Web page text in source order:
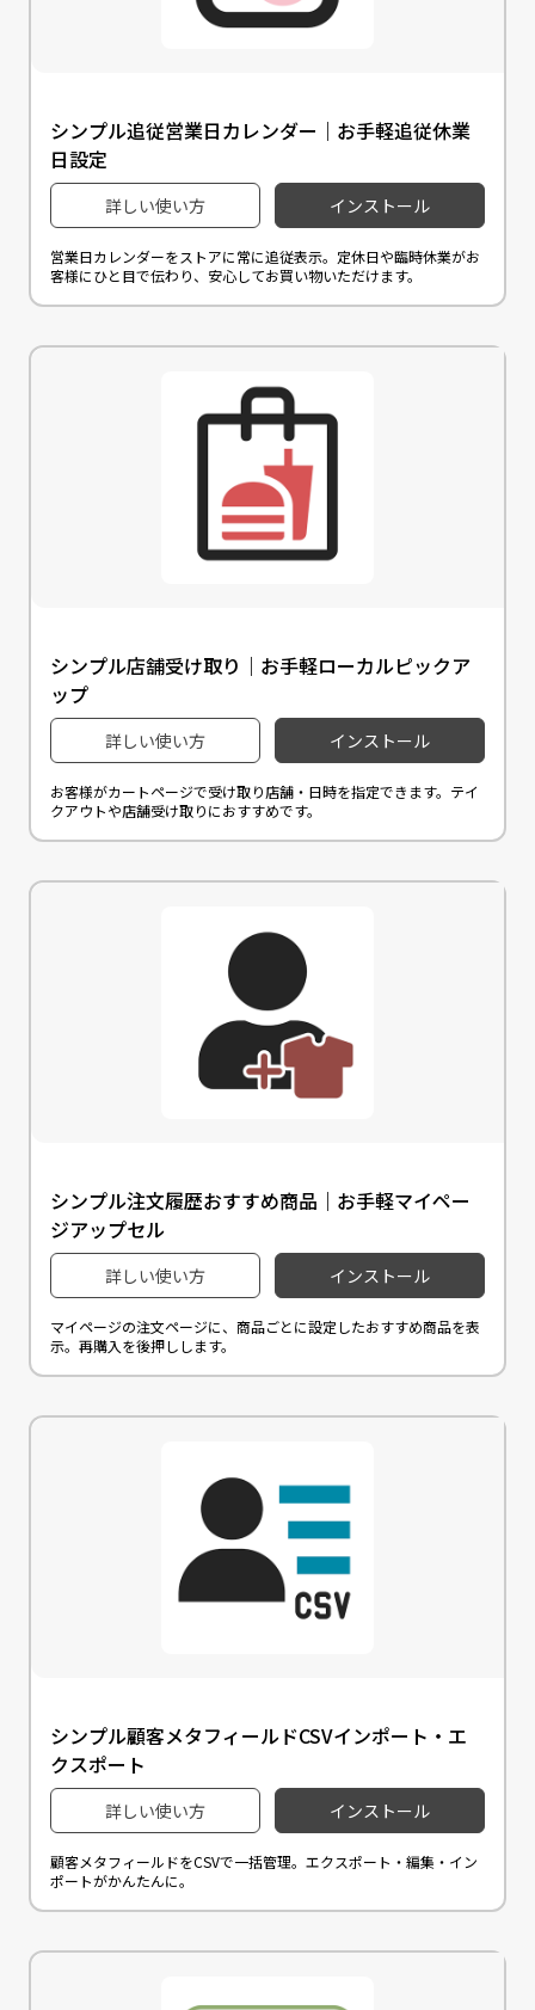
シンプル追従営業日カレンダー｜お手軽追従休業
日設定
詳しい使い方 インストール
営業日カレンダーをストアに常に追従表示。定休日や臨時休業がお
客様にひと目で伝わり、安心してお買い物いただけます。
シンプル店舗受け取り｜お手軽ローカルピックア
ップ
詳しい使い方 インストール
お客様がカートページで受け取り店舗・日時を指定できます。テイ
クアウトや店舗受け取りにおすすめです。
シンプル注文履歴おすすめ商品｜お手軽マイペー
ジアップセル
詳しい使い方 インストール
マイページの注文ページに、商品ごとに設定したおすすめ商品を表
示。再購入を後押しします。
シンプル顧客メタフィールドCSVインポート・エ
クスポート
詳しい使い方 インストール
顧客メタフィールドをCSVで一括管理。エクスポート・編集・イン
ポートがかんたんに。